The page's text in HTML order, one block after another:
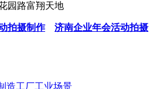
路富翔天地
拍摄制作
济南企业年会活动拍摄
造工厂工业场景